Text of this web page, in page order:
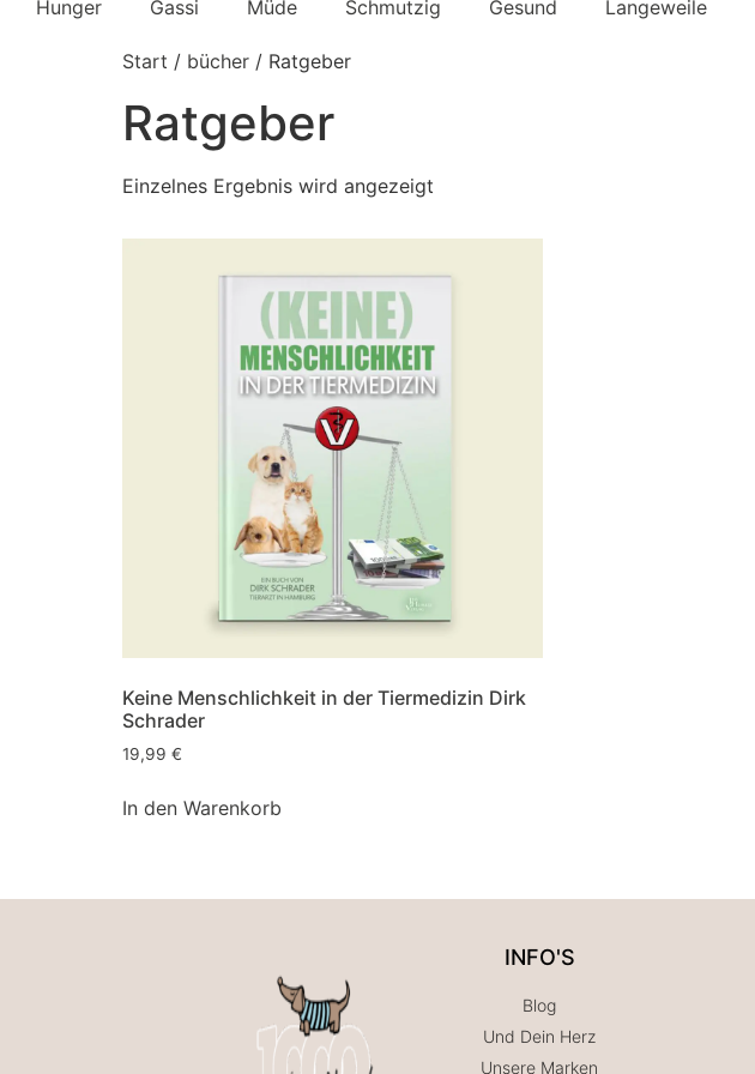
Hunger Gassi Müde Schmutzig Gesund Langeweile
Start / bücher / Ratgeber
Ratgeber
Einzelnes Ergebnis wird angezeigt
Keine Menschlichkeit in der Tiermedizin Dirk
Schrader
19,99 €
In den Warenkorb
INFO'S
Blog
Und Dein Herz
Unsere Marken